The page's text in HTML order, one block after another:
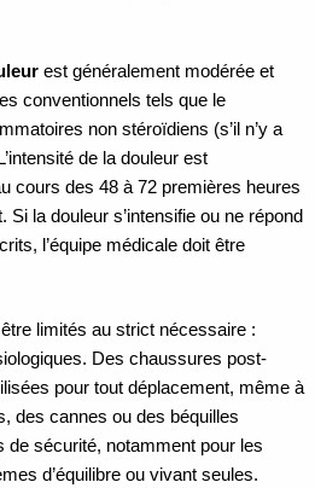
est généralement modérée et
conventionnels tels que le
non stéroïdiens (s’il n’y a
de la douleur est
cours des 48 à 72 premières heures
la douleur s’intensifie ou ne répond
l’équipe médicale doit être
limités au strict nécessaire :
Des chaussures post-
pour tout déplacement, même à
des cannes ou des béquilles
de sécurité, notamment pour les
d’équilibre ou vivant seules.